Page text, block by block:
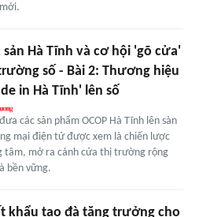
sản Hà Tĩnh và cơ hội 'gõ cửa'
số - Bài 2: Thương hiệu
in Hà Tĩnh' lên số
các sản phẩm OCOP Hà Tĩnh lên sàn
mại điện tử được xem là chiến lược
tâm, mở ra cánh cửa thị trường rộng
bền vững.
khẩu tạo đà tăng trưởng cho